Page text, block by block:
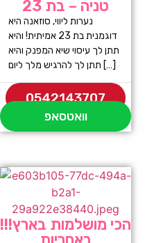
טניה – בת 23
נערות ליווי, סוזאנה היא
דוגמנית בת 23 אמיתית! והיא
תתן לך עיסוי שיא המפנק והיא
תתן לך להרגיש מלך ליום […]
0542143707
וואטסאפ
הכי מושלמות בארץ!!!